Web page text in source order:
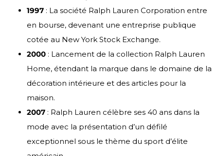
1997 : La société Ralph Lauren Corporation entre
en bourse, devenant une entreprise publique
cotée au New York Stock Exchange.
2000 : Lancement de la collection Ralph Lauren
Home, étendant la marque dans le domaine de la
décoration intérieure et des articles pour la
maison.
2007 : Ralph Lauren célèbre ses 40 ans dans la
mode avec la présentation d’un défilé
exceptionnel sous le thème du sport d’élite